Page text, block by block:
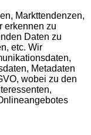
Markttendenzen,
erkennen zu
Daten zu
etc. Wir
Metadaten
wobei zu den